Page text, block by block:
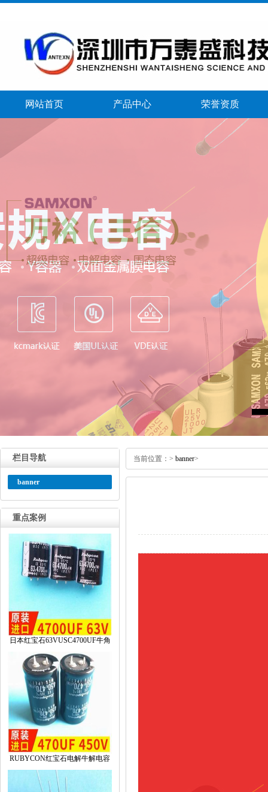
网站首页 产品中心 荣誉资质
banner
栏目导航
banner
重点案例
日本红宝石63VUSC4700UF牛角
RUBYCON红宝石电解牛解电容
当前位置： > banner>